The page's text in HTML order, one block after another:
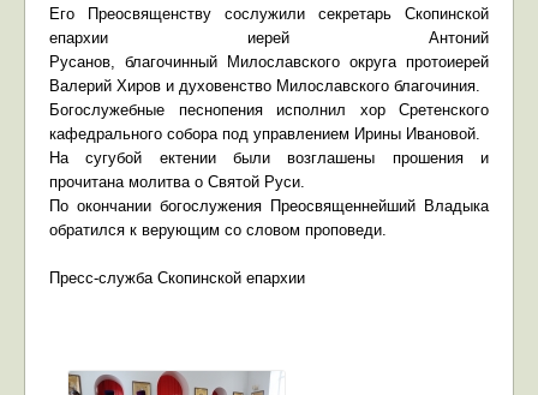
Его Преосвященству сослужили секретарь Скопинской
епархии иерей Антоний
Русанов, благочинный Милославского округа протоиерей
Валерий Хиров и духовенство Милославского благочиния.
Богослужебные песнопения исполнил хор Сретенского
кафедрального собора под управлением Ирины Ивановой.
На сугубой ектении были возглашены прошения и
прочитана молитва о Святой Руси.
По окончании богослужения Преосвященнейший Владыка
обратился к верующим со словом проповеди.
Пресс-служба Скопинской епархии